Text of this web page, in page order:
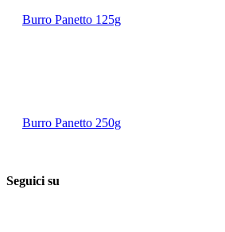
Burro Panetto 125g
Burro Panetto 250g
Seguici su